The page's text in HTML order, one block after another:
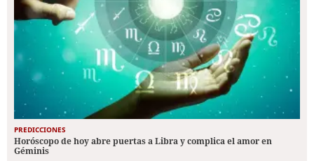
PREDICCIONES
Horóscopo de hoy abre puertas a Libra y complica el amor en
Géminis